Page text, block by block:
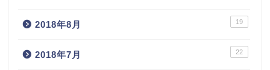
2018年8月 19
2018年7月 22